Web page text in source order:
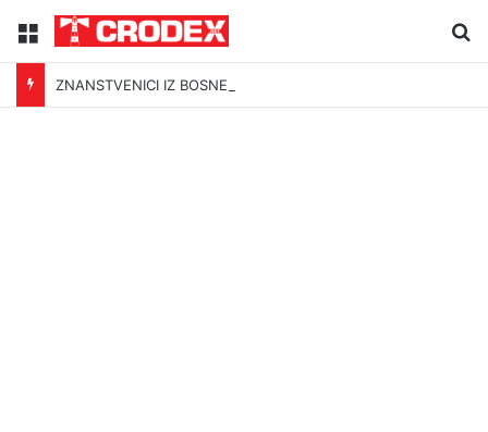
Menu
ZNANSTVENICI IZ BOSNE OTKRILI NACIZAM U – BOSNI!